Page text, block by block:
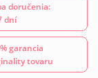
doručenia:
dní
garancia
tovaru